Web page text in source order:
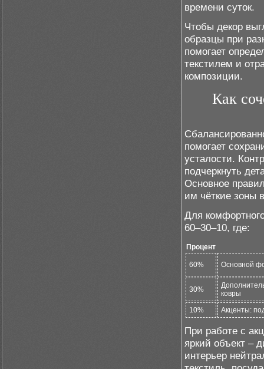
времени суток.
Чтобы декор
образцы при
помогает
текстилем и
композиции.
Как
помогает
усталости.
подчеркнуть
Основное
им чёткие зоны
Для
60–30–10, где:
Процент
60% Основной
30%
ковры
10%
Акценты:
При работе с
яркий объект –
интерьер